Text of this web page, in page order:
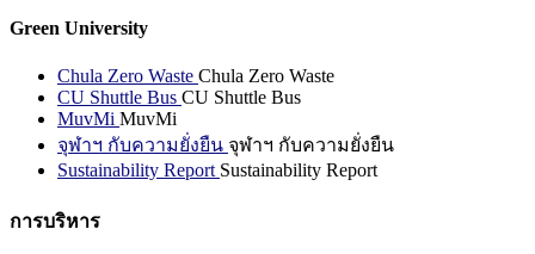
Green University
Chula Zero Waste Chula Zero Waste
CU Shuttle Bus CU Shuttle Bus
MuvMi MuvMi
จุฬาฯ กับความยั่งยืน จุฬาฯ กับความยั่งยืน
Sustainability Report Sustainability Report
การบริหาร